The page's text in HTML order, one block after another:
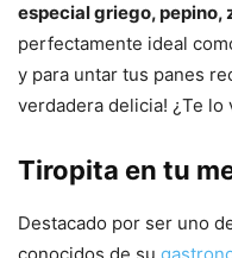
especial griego, pepino,
perfectamente ideal
y para untar tus panes
verdadera delicia! ¿Te lo
Tiropita en tu
Destacado por ser uno